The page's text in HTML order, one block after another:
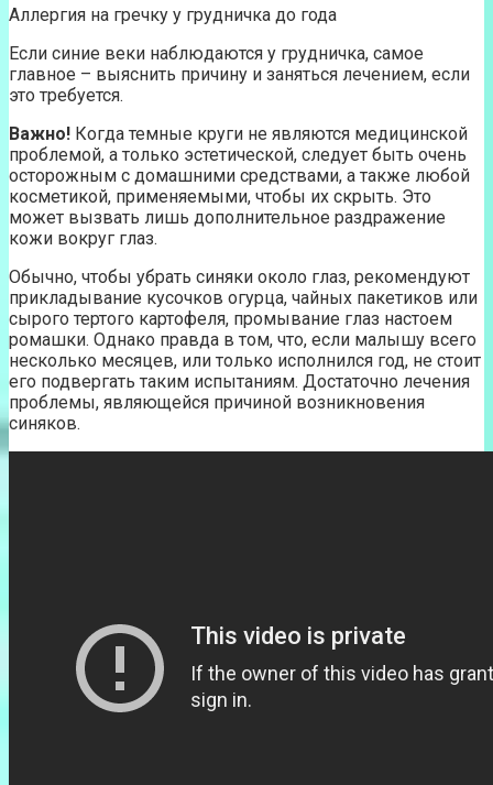
Аллергия на гречку у грудничка до года
Если синие веки наблюдаются у грудничка, самое
главное – выяснить причину и заняться лечением, если
это требуется.
Важно! Когда темные круги не являются медицинской
проблемой, а только эстетической, следует быть очень
осторожным с домашними средствами, а также любой
косметикой, применяемыми, чтобы их скрыть. Это
может вызвать лишь дополнительное раздражение
кожи вокруг глаз.
Обычно, чтобы убрать синяки около глаз, рекомендуют
прикладывание кусочков огурца, чайных пакетиков или
сырого тертого картофеля, промывание глаз настоем
ромашки. Однако правда в том, что, если малышу всего
несколько месяцев, или только исполнился год, не стоит
его подвергать таким испытаниям. Достаточно лечения
проблемы, являющейся причиной возникновения
синяков.